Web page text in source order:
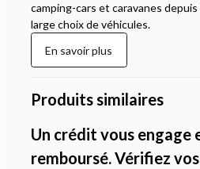
camping-cars et caravanes
large choix de véhicules.
En savoir plus
Produits similaires
Un crédit vous
remboursé. Vérifiez